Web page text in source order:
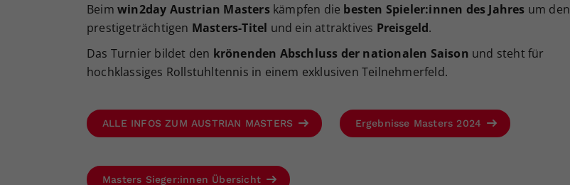
Beim win2day Austrian Masterskämpfen die besten Spieler:innen des Jahres um den
prestigeträchtigen Masters-Titel und ein attraktives Preisgeld.
Das Turnier bildet den krönenden Abschluss der nationalen Saison und steht für
hochklassiges Rollstuhltennis in einem exklusiven Teilnehmerfeld.
ALLE INFOS ZUM AUSTRIAN MASTERS Ergebnisse Masters 2024
Masters Sieger:innen Übersicht